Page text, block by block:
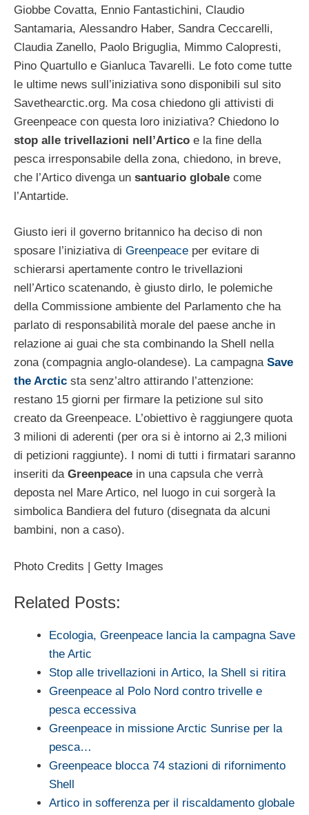
Giobbe Covatta, Ennio Fantastichini, Claudio
Santamaria, Alessandro Haber, Sandra Ceccarelli,
Claudia Zanello, Paolo Briguglia, Mimmo Calopresti,
Pino Quartullo e Gianluca Tavarelli. Le foto come tutte
le ultime news sull’iniziativa sono disponibili sul sito
Savethearctic.org. Ma cosa chiedono gli attivisti di
Greenpeace con questa loro iniziativa? Chiedono lo
stop alle trivellazioni nell’Artico e la fine della
pesca irresponsabile della zona, chiedono, in breve,
che l’Artico divenga un santuario globale come
l’Antartide.
Giusto ieri il governo britannico ha deciso di non
sposare l’iniziativa di Greenpeace per evitare di
schierarsi apertamente contro le trivellazioni
nell’Artico scatenando, è giusto dirlo, le polemiche
della Commissione ambiente del Parlamento che ha
parlato di responsabilità morale del paese anche in
relazione ai guai che sta combinando la Shell nella
zona (compagnia anglo-olandese). La campagna Save
the Arctic sta senz’altro attirando l’attenzione:
restano 15 giorni per firmare la petizione sul sito
creato da Greenpeace. L’obiettivo è raggiungere quota
3 milioni di aderenti (per ora si è intorno ai 2,3 milioni
di petizioni raggiunte). I nomi di tutti i firmatari saranno
inseriti da Greenpeace in una capsula che verrà
deposta nel Mare Artico, nel luogo in cui sorgerà la
simbolica Bandiera del futuro (disegnata da alcuni
bambini, non a caso).
Photo Credits | Getty Images
Related Posts:
Ecologia, Greenpeace lancia la campagna Save
the Artic
Stop alle trivellazioni in Artico, la Shell si ritira
Greenpeace al Polo Nord contro trivelle e
pesca eccessiva
Greenpeace in missione Arctic Sunrise per la
pesca…
Greenpeace blocca 74 stazioni di rifornimento
Shell
Artico in sofferenza per il riscaldamento globale